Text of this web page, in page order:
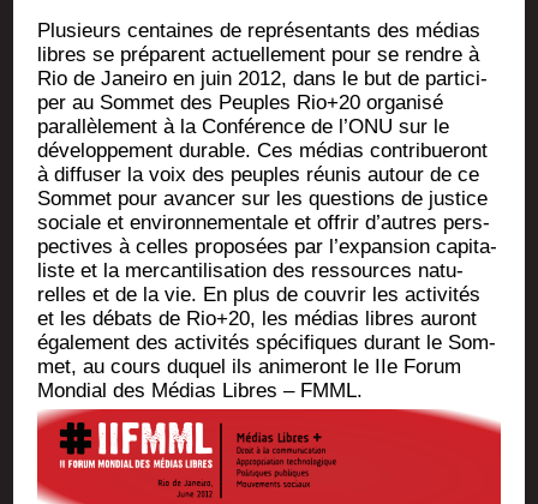
Plu­sieurs cen­taines de repré­sen­tants des médias
libres se pré­parent actuel­le­ment pour se rendre à
Rio de Janei­ro en juin 2012, dans le but de par­ti­ci­
per au Som­met des Peuples Rio+20 orga­ni­sé
paral­lè­le­ment à la Confé­rence de l’ONU sur le
déve­lop­pe­ment durable. Ces médias contri­bue­ront
à dif­fu­ser la voix des peuples réunis autour de ce
Som­met pour avan­cer sur les ques­tions de jus­tice
sociale et envi­ron­ne­men­tale et offrir d’autres pers­
pec­tives à celles pro­po­sées par l’expansion capi­ta­
liste et la mer­can­ti­li­sa­tion des res­sources natu­
relles et de la vie. En plus de cou­vrir les acti­vi­tés
et les débats de Rio+20, les médias libres auront
éga­le­ment des acti­vi­tés spé­ci­fiques durant le Som­
met, au cours duquel ils ani­me­ront le IIe Forum
Mon­dial des Médias Libres – FMML.